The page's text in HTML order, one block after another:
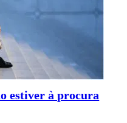
estiver à procura